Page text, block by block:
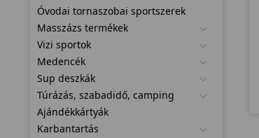
Óvodai tornaszobai sportszerek
Masszázs termékek
Vizi sportok
Medencék
Sup deszkák
Túrázás, szabadidő, camping
Ajándékkártyák
Karbantartás